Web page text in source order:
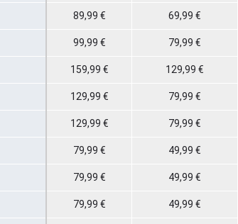
89,99 € 69,99 €
99,99 € 79,99 €
159,99 € 129,99 €
129,99 € 79,99 €
129,99 € 79,99 €
79,99 € 49,99 €
79,99 € 49,99 €
79,99 € 49,99 €